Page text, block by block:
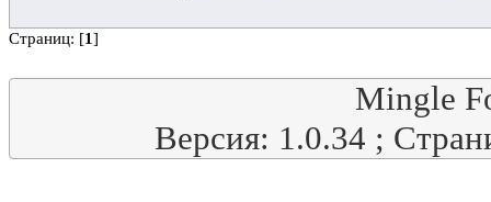
Страниц: [1]
Mingle
Версия: 1.0.34 ;